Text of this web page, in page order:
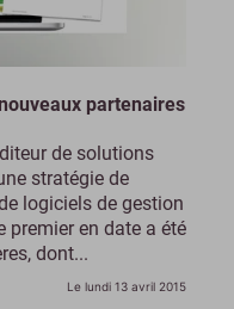
partenaires
de solutions
stratégie de
logiciels de gestion
premier en date a été
dont...
Le lundi 13 avril 2015